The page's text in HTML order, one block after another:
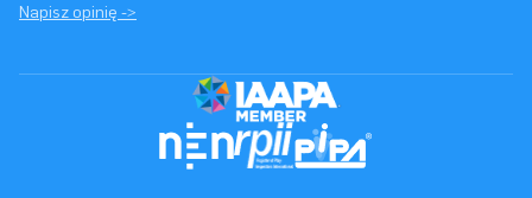
Napisz opinię ->